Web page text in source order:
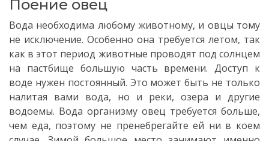
Поение овец
Вода необходима любому животному, и овцы тому
не исключение. Особенно она требуется летом, так
как в этот период животные проводят под солнцем
на пастбище большую часть времени. Доступ к
воде нужен постоянный. Это может быть не только
налитая вами вода, но и реки, озера и другие
водоемы. Вода организму овец требуется больше,
чем еда, поэтому не пренебрегайте ей ни в коем